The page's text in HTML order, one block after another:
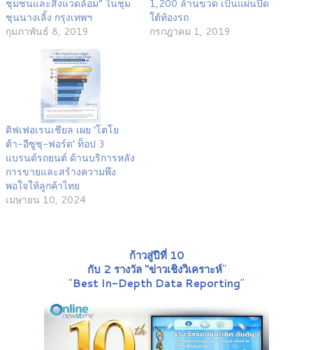
ชุมชนและสิ่งแวดล้อม” ในชุม
ชุนนางเลิ้ง กรุงเทพฯ
กุมภาพันธ์ 8, 2019
1,200 ล้านขวด เป็นแผ่นปิด
ใต้ท้องรถ
กรกฎาคม 1, 2019
ดิฟเฟอเรนเชียล เผย ‘โตโย
ต้า-อีซูซุ-ฟอร์ด’ ท็อป 3
แบรนด์รถยนต์ ด้านบริการหลัง
การขายและสร้างความพึง
พอใจให้ลูกค้าไทย
เมษายน 10, 2024
ก้าวสู่ปีที่ 10
กับ 2 รางวัล "ข่าวเชิงวิเคราะห์"
"Best In-Depth Data Reporting"